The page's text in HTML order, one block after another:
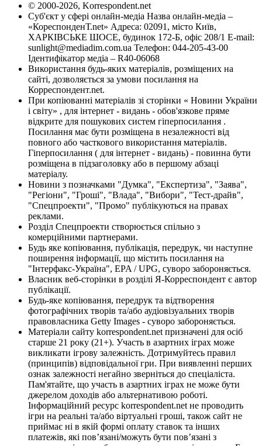
© 2000-2026, Korrespondent.net
Суб'єкт у сфері онлайн-медіа Назва онлайн-медіа –
«КореспонденТ.net» Адреса: 02091, місто Київ,
ХАРКІВСЬКЕ ШОСЕ, будинок 172-Б, офіс 208/1 E-mail:
sunlight@mediadim.com.ua Телефон: 044-205-43-00
Ідентифікатор медіа – R40-06068
Використання будь-яких матеріалів, розміщених на
сайті, дозволяється за умови посилання на
Корреспондент.net.
При копіюванні матеріалів зі сторінки « Новини України
і світу» , для інтернет - видань - обов'язкове пряме
відкрите для пошукових систем гіперпосилання .
Посилання має бути розміщена в незалежності від
повного або часткового використання матеріалів.
Гіперпосилання ( для інтернет - видань) - повинна бути
розміщена в підзаголовку або в першому абзаці
матеріалу.
Новини з позначками "Думка", "Експертиза", "Заява",
"Регіони", "Гроші", "Влада", "Вибори", "Тест-драйв",
"Спецпроекти", "Промо" публікуються на правах
реклами.
Розділ Спецпроекти створюється спільно з
комерційними партнерами.
Будь яке копіювання, публікація, передрук, чи наступне
поширення інформації, що містить посилання на
"Інтерфакс-Україна", EPA / UPG, суворо забороняється.
Власник веб-сторінки в розділі Я-Корреспондент є автор
публікації.
Будь-яке копіювання, передрук та відтворення
фотографічних творів та/або аудіовізуальних творів
правовласника Getty Images - суворо забороняється.
Матеріали сайту korrespondent.net призначені для осіб
старше 21 року (21+). Участь в азартних іграх може
викликати ігрову залежність. Дотримуйтесь правил
(принципів) відповідальної гри. При виявленні перших
ознак залежності негайно зверніться до спеціаліста.
Пам'ятайте, що участь в азартних іграх не може бути
джерелом доходів або альтернативою роботі.
Інформаційний ресурс korrespondent.net не проводить
ігри на реальні та/або віртуальні гроші, також сайт не
приймає ні в якій формі оплату ставок та інших
платежів, які пов’язані/можуть бути пов’язані з